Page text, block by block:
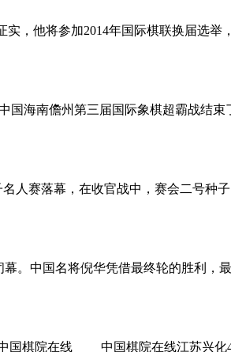
实，他将参加2014年国际棋联换届
国海南儋州第三届国际象棋超霸战结
人赛落幕，在收官战中，赛会二号种
。中国名将倪华凭借最终轮的胜利
中国棋院在线 中国棋院在线江苏兴